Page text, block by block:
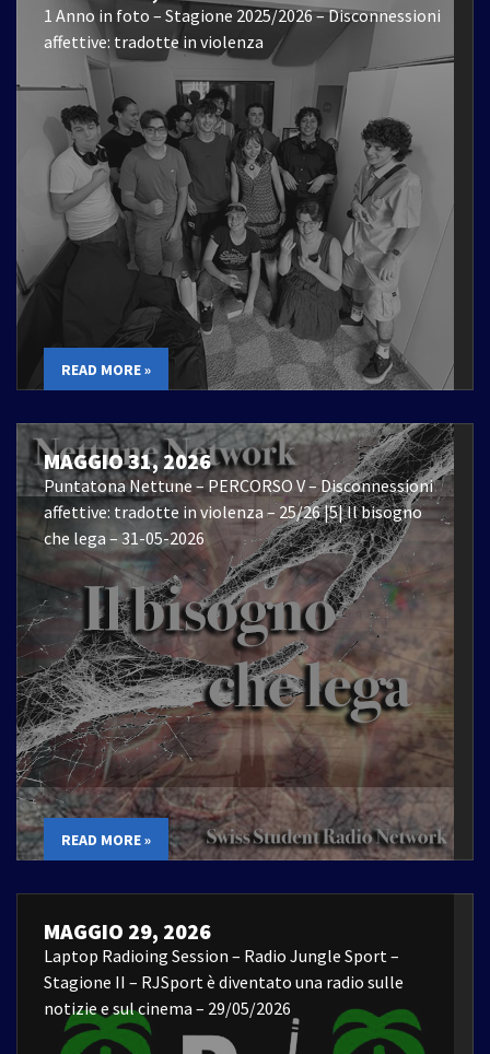
1 Anno in foto – Stagione 2025/2026 – Disconnessioni
affettive: tradotte in violenza
READ MORE »
MAGGIO 31, 2026
Puntatona Nettune – PERCORSO V – Disconnessioni
affettive: tradotte in violenza – 25/26 |5| Il bisogno
che lega – 31-05-2026
READ MORE »
MAGGIO 29, 2026
Laptop Radioing Session – Radio Jungle Sport –
Stagione II – RJSport è diventato una radio sulle
notizie e sul cinema – 29/05/2026